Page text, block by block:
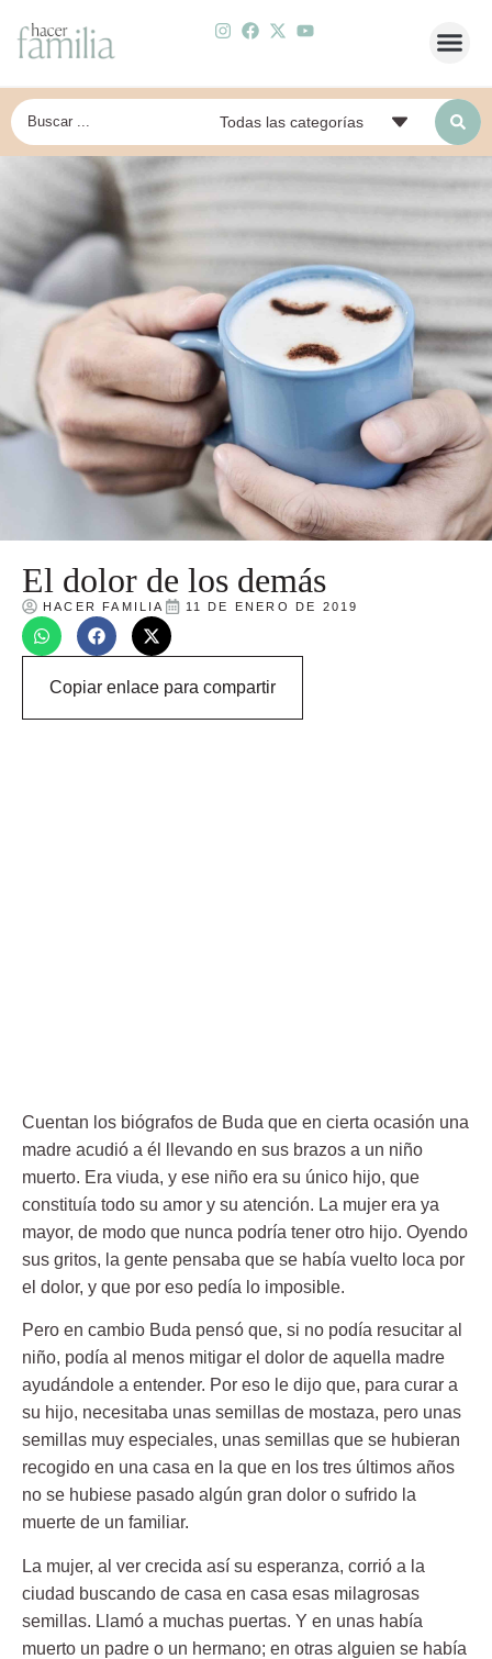
El dolor de los demás
HACER FAMILIA 11 DE ENERO DE 2019
Copiar enlace para compartir
Cuentan los biógrafos de Buda que en cierta ocasión una
madre acudió a él llevando en sus brazos a un niño
muerto. Era viuda, y ese niño era su único hijo, que
constituía todo su amor y su atención. La mujer era ya
mayor, de modo que nunca podría tener otro hijo. Oyendo
sus gritos, la gente pensaba que se había vuelto loca por
el dolor, y que por eso pedía lo imposible.
Pero en cambio Buda pensó que, si no podía resucitar al
niño, podía al menos mitigar el dolor de aquella madre
ayudándole a entender. Por eso le dijo que, para curar a
su hijo, necesitaba unas semillas de mostaza, pero unas
semillas muy especiales, unas semillas que se hubieran
recogido en una casa en la que en los tres últimos años
no se hubiese pasado algún gran dolor o sufrido la
muerte de un familiar.
La mujer, al ver crecida así su esperanza, corrió a la
ciudad buscando de casa en casa esas milagrosas
semillas. Llamó a muchas puertas. Y en unas había
muerto un padre o un hermano; en otras alguien se había